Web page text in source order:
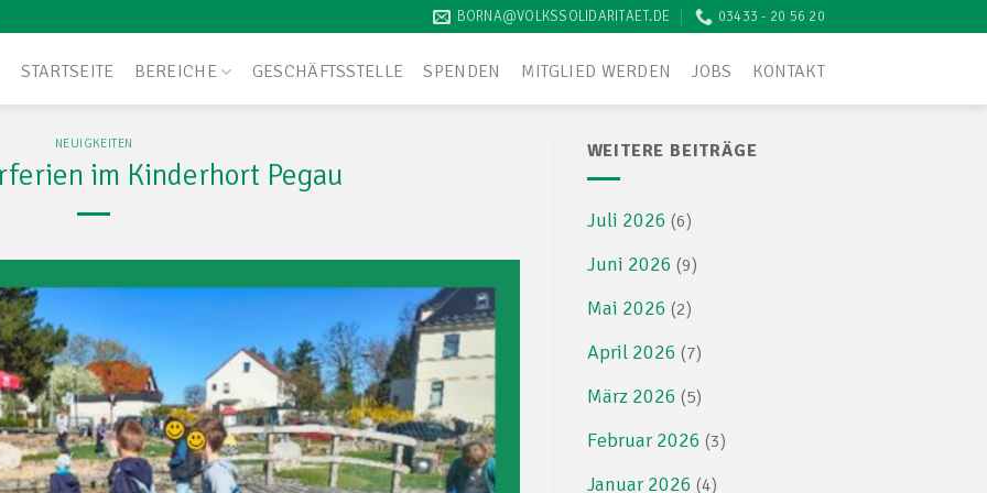
BORNA@VOLKSSOLIDARITAET.DE 03433 - 20 56 20
STARTSEITE BEREICHE GESCHÄFTSSTELLE SPENDEN MITGLIED WERDEN JOBS KONTAKT
NEUIGKEITEN
im Kinderhort Pegau
WEITERE BEITRÄGE
Juli 2026 (6)
Juni 2026 (9)
Mai 2026 (2)
April 2026 (7)
März 2026 (5)
Februar 2026 (3)
Januar 2026 (4)